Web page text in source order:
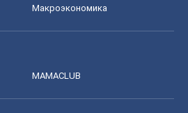
Mакроэкономика
MAMACLUB